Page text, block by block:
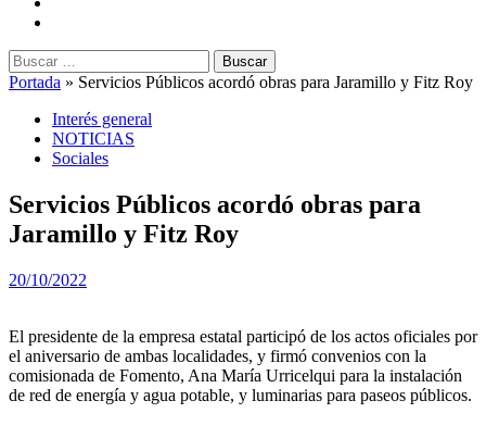
Buscar:
Portada » Servicios Públicos acordó obras para Jaramillo y Fitz Roy
Interés general
NOTICIAS
Sociales
Servicios Públicos acordó obras para
Jaramillo y Fitz Roy
20/10/2022
El presidente de la empresa estatal participó de los actos oficiales por
el aniversario de ambas localidades, y firmó convenios con la
comisionada de Fomento, Ana María Urricelqui para la instalación
de red de energía y agua potable, y luminarias para paseos públicos.